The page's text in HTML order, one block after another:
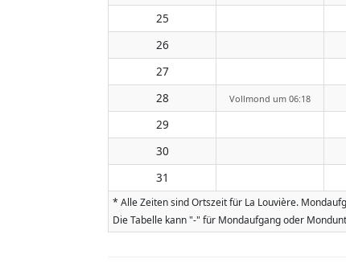
25
26
27
28
Vollmond um 06:18
29
30
31
* Alle Zeiten sind Ortszeit für La Louvière.
Die Tabelle kann "-" für Mondaufgang oder